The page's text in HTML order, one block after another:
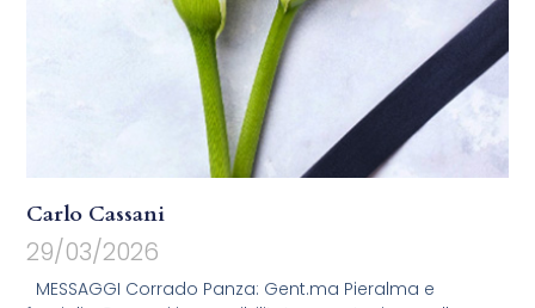
Carlo Cassani
29/03/2026
MESSAGGI Corrado Panza: Gent.ma Pieralma e